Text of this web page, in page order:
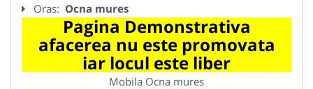
Oras: Ocna mures
Pagina Demonstrativa
afacerea nu este promovata
iar locul este liber
Mobila Ocna mures